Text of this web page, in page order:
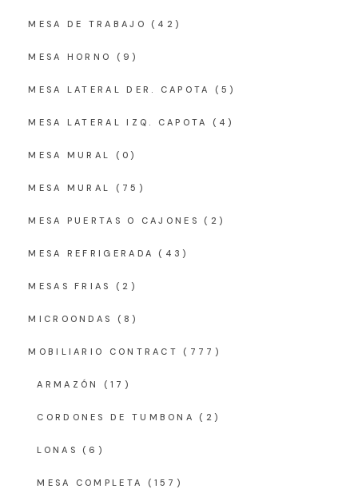
MESA DE TRABAJO (42)
MESA HORNO (9)
MESA LATERAL DER. CAPOTA (5)
MESA LATERAL IZQ. CAPOTA (4)
MESA MURAL (0)
MESA MURAL (75)
MESA PUERTAS O CAJONES (2)
MESA REFRIGERADA (43)
MESAS FRIAS (2)
MICROONDAS (8)
MOBILIARIO CONTRACT (777)
ARMAZÓN (17)
CORDONES DE TUMBONA (2)
LONAS (6)
MESA COMPLETA (157)